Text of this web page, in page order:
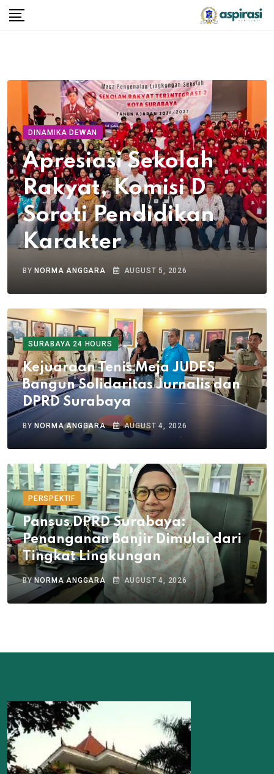
DINAMIKA DEWAN
Apresiasi Sekolah
Rakyat, Komisi D
Soroti Pendidikan
Karakter
BY NORMA ANGGARA AUGUST 5, 2026
SURABAYA 24 HOURS
Kejuaraan Tenis Meja JUDES
Bangun Solidaritas Jurnalis dan
DPRD Surabaya
BYNORMA ANGGARA AUGUST 4, 2026
PERSPEKTIF
Pansus DPRD Surabaya:
Penanganan Banjir Dimulai dari
Tingkat Lingkungan
BY NORMA ANGGARA AUGUST 4, 2026